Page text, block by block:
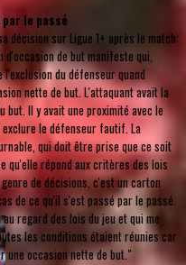
le passé
décision sur Ligue 1+ après le match:
d'occasion de but manifeste qui,
l'exclusion du défenseur quand
nette de but. L'attaquant avait la
Il y avait une proximité avec le
le défenseur fautif. La
qui doit être prise que ce soit
qu'elle répond aux critères des lois
de décisions, c'est un carton
de ce qu'il s'est passé par le passé.
regard des lois du jeu et qui me
les conditions étaient réunies car
une occasion nette de but."